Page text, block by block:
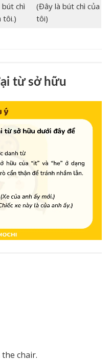
bút chì
tôi.)
(Đây là bút chì của
tôi)
từ sở hữu
chair.